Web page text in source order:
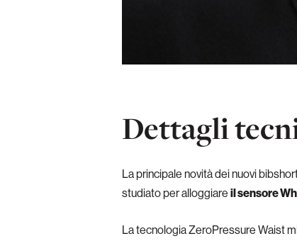
Dettagli
La principale novità dei nuovi
studiato per alloggiare il sensore
La tecnologia ZeroPressure Waist